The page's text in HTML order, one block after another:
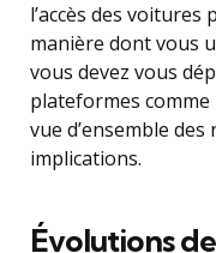
l’accès des
manière dont vous
vous devez vous
plateformes comme
vue d’ensemble
implications.
Évolutions